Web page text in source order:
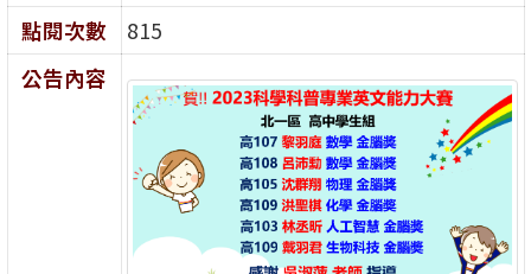
點閱次數
815
公告內容